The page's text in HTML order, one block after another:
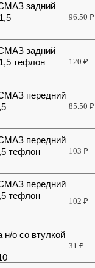
задний
96.50₽
задний
тефлон
120₽
передний
85.50₽
передний
тефлон
103₽
передний
тефлон
102₽
н/о со втулкой
31₽